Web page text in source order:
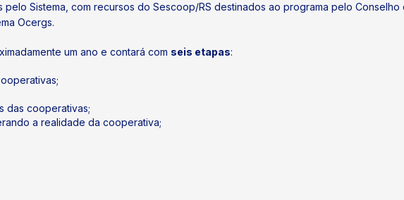
Sistema, com recursos do Sescoop/RS destinados ao programa pelo Conselho
Ocergs.
um ano e contará com seis etapas:
das cooperativas;
a realidade da cooperativa;